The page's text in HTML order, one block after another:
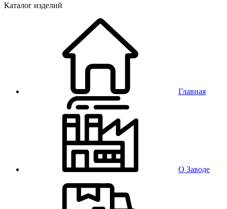
Каталог изделий
Главная
О Заводе